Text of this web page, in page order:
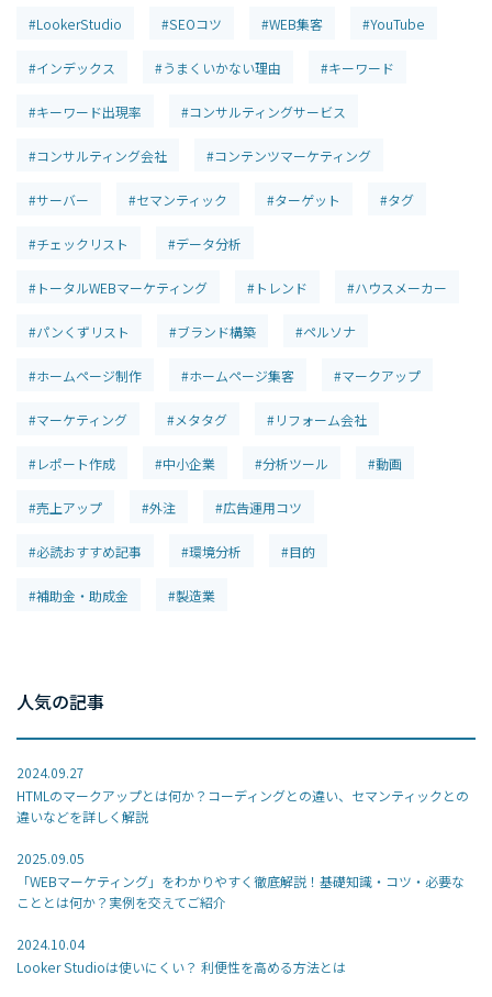
スポット診断
#LookerStudio #SEOコツ #WEB集客 #YouTube
#インデックス #うまくいかない理由 #キーワード
#キーワード出現率 #コンサルティングサービス
#コンサルティング会社 #コンテンツマーケティング
#サーバー #セマンティック #ターゲット #タグ
#チェックリスト #データ分析
#トータルWEBマーケティング #トレンド #ハウスメーカー
#パンくずリスト #ブランド構築 #ペルソナ
#ホームページ制作 #ホームページ集客 #マークアップ
#マーケティング #メタタグ #リフォーム会社
#レポート作成 #中小企業 #分析ツール #動画
#売上アップ #外注 #広告運用コツ
#必読おすすめ記事 #環境分析 #目的
#補助金・助成金 #製造業
人気の記事
2024.09.27
HTMLのマークアップとは何か？コーディングとの違い、セマンティックとの
違いなどを詳しく解説
2025.09.05
「WEBマーケティング」をわかりやすく徹底解説！基礎知識・コツ・必要な
こととは何か？実例を交えてご紹介
2024.10.04
Looker Studioは使いにくい？ 利便性を高める方法とは